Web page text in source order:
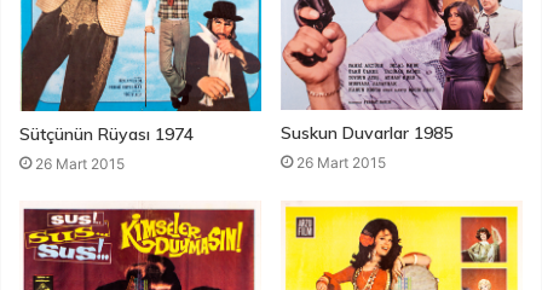
Sütçünün Rüyası 1974
26 Mart 2015
Suskun Duvarlar 1985
26 Mart 2015